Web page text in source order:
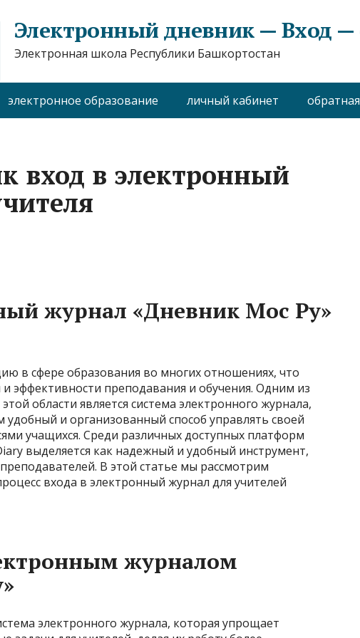
Электронный дневник — Вход —
Электронная школа Республики Башкортостан
электронное образование личный кабинет
вход в электронный
журнал «Дневник Мос Ру»
в сфере образования во многих отношениях, что
эффективности преподавания и обучения. Одним из
области является система электронного журнала,
удобный и организованный способ управлять своей
учащихся. Среди различных доступных платформ
выделяется как надежный и удобный инструмент,
В этой статье мы рассмотрим
входа в электронный журнал для учителей
журналом
электронного журнала, которая упрощает